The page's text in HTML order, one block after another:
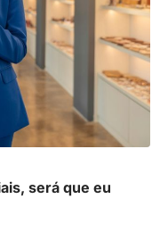
será que eu